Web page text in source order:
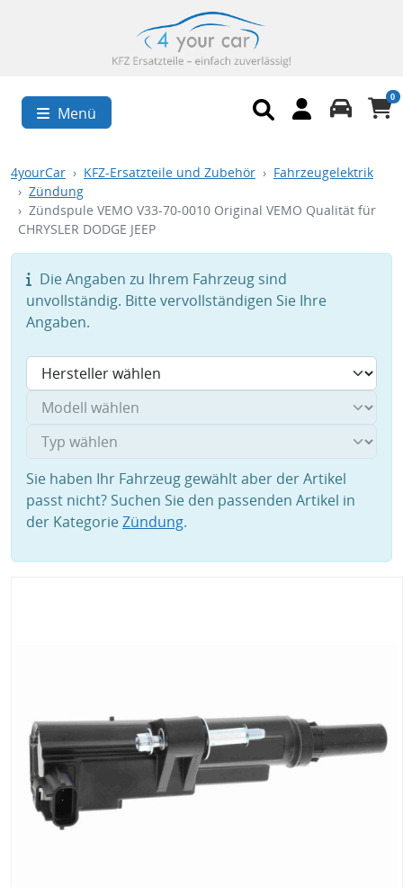
Menü
0
4yourCar KFZ-Ersatzteile und Zubehör
Fahrzeugelektrik
Zündung
Zündspule VEMO V33-70-0010 Original VEMO Qualität für
CHRYSLER DODGE JEEP
Die Angaben zu Ihrem Fahrzeug sind
unvollständig. Bitte vervollständigen Sie Ihre
Angaben.
Sie haben Ihr Fahrzeug gewählt aber der Artikel
passt nicht? Suchen Sie den passenden Artikel in
der KategorieZündung.